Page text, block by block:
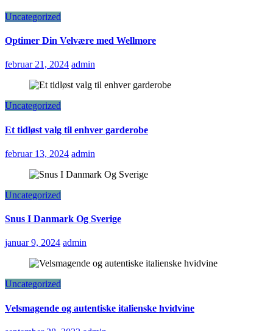
Uncategorized
Optimer Din Velvære med Wellmore
februar 21, 2024 admin
Uncategorized
Et tidløst valg til enhver garderobe
februar 13, 2024 admin
Uncategorized
Snus I Danmark Og Sverige
januar 9, 2024 admin
Uncategorized
Velsmagende og autentiske italienske hvidvine